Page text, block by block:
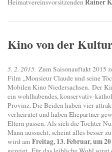
Heimatvereinsvorsitzenden Rainer
Kino von der
5. 2. 2015. Zum Saisonauftakt 2015
Film „Monsieur Claude und seine
Mobilen Kino Niedersachsen. Der
ein wohlhabendes, konservativ-
Provinz. Die Beiden haben vier
verheiratet und haben Ehepartner
Eltern passen. Als sich die Tochter
Mann aussucht, scheint alles besser
wird am Freitag, 13. Februar, um